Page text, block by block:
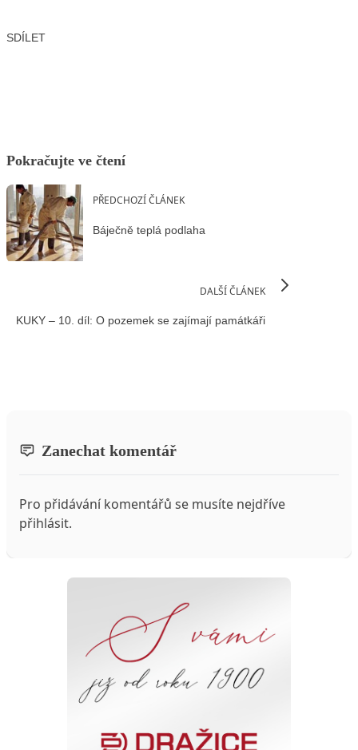
SDÍLET
Pokračujte ve čtení
PŘEDCHOZÍ ČLÁNEK
Báječně teplá podlaha
DALŠÍ ČLÁNEK
KUKY – 10. díl: O pozemek se zajímají památkáři
Zanechat komentář
Pro přidávání komentářů se musíte nejdříve
přihlásit.